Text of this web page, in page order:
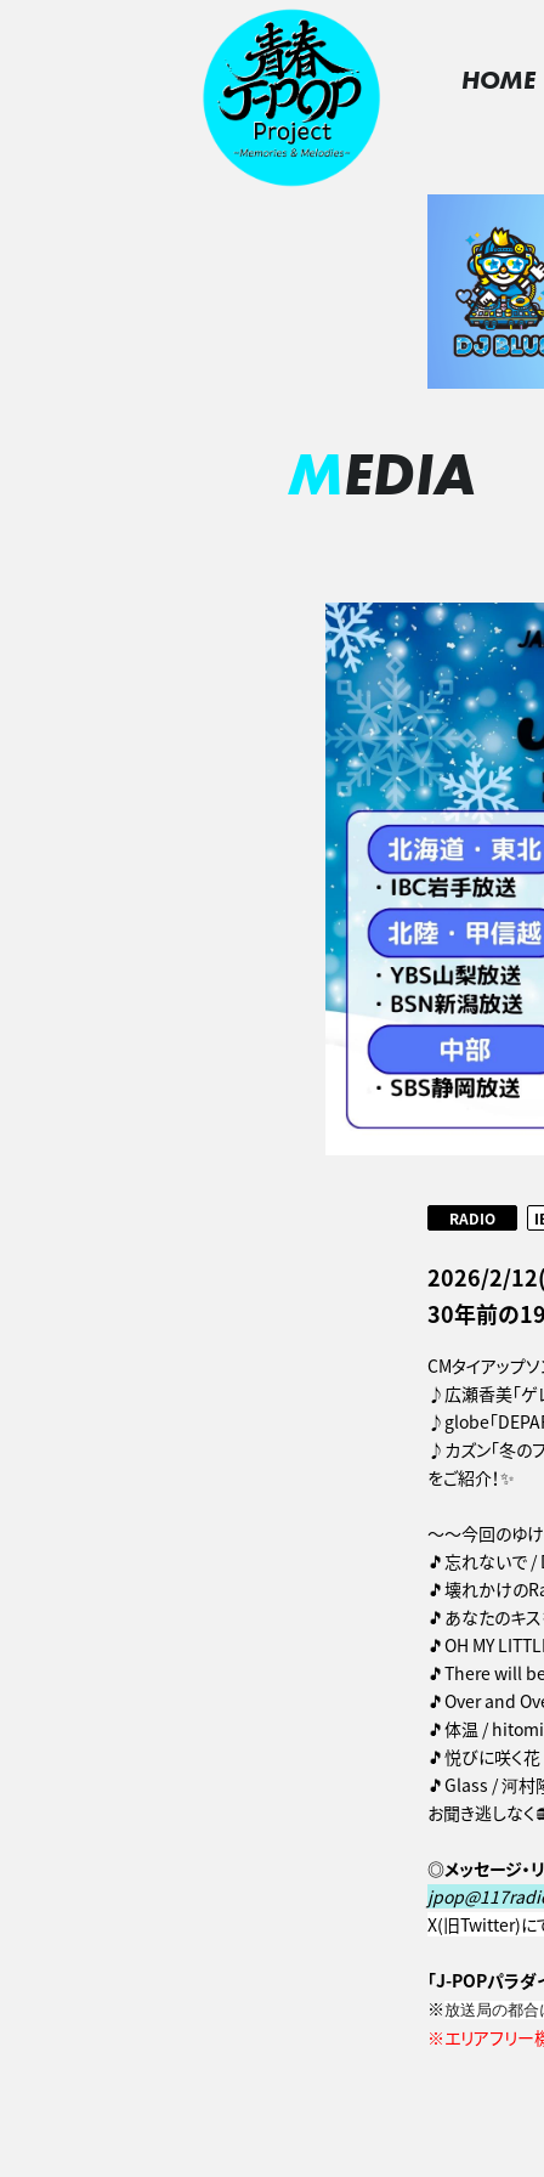
HOME
MEDIA
RADIO
2026/2/12(
30年前の
CMタイアップ
♪広瀬香美「ゲ
♪globe「
♪カズン「冬の
をご紹介！✨
～～今回のゆ
🎵忘れないで /
🎵壊れかけの
🎵あなたのキ
🎵OH MY
🎵There will
🎵Over and
🎵体温 / hitomi
🎵悦びに咲く
🎵Glass / 河村
お聞き逃しなく
◎メッセージ・
X(旧Twitter)に
「J-POPパラダ
※放送局の都合
※エリアフリー